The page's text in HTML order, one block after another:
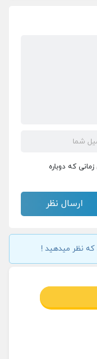
که دوباره
نظر میدهید !